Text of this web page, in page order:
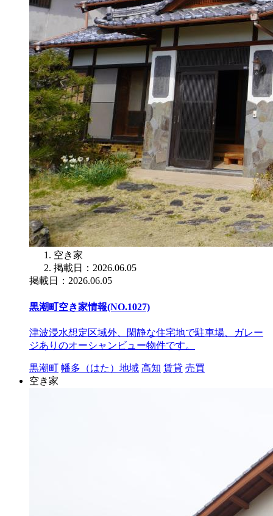
空き家
掲載日：2026.06.05
掲載日：2026.06.05
黒潮町空き家情報(NO.1027)
津波浸水想定区域外、閑静な住宅地で駐車場、ガレー
ジありのオーシャンビュー物件です。
黒潮町 幡多（はた）地域 高知 賃貸 売買
空き家